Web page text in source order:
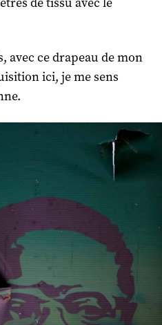
avec ce drapeau de mon
ici, je me sens